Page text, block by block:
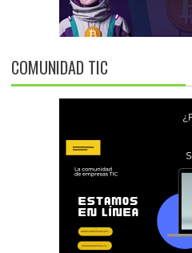
COMUNIDAD TIC